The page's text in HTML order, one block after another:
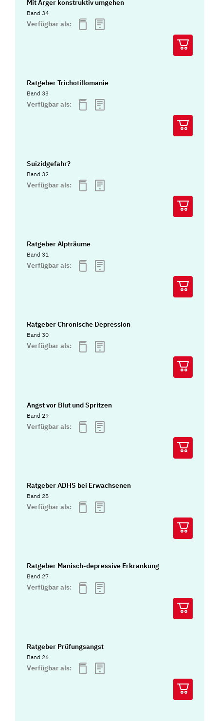
Mit Ärger konstruktiv umgehen
Band 34
Verfügbar als:
Ratgeber Trichotillomanie
Band 33
Verfügbar als:
Suizidgefahr?
Band 32
Verfügbar als:
Ratgeber Alpträume
Band 31
Verfügbar als:
Ratgeber Chronische Depression
Band 30
Verfügbar als:
Angst vor Blut und Spritzen
Band 29
Verfügbar als:
Ratgeber ADHS bei Erwachsenen
Band 28
Verfügbar als:
Ratgeber Manisch-depressive Erkrankung
Band 27
Verfügbar als:
Ratgeber Prüfungsangst
Band 26
Verfügbar als: